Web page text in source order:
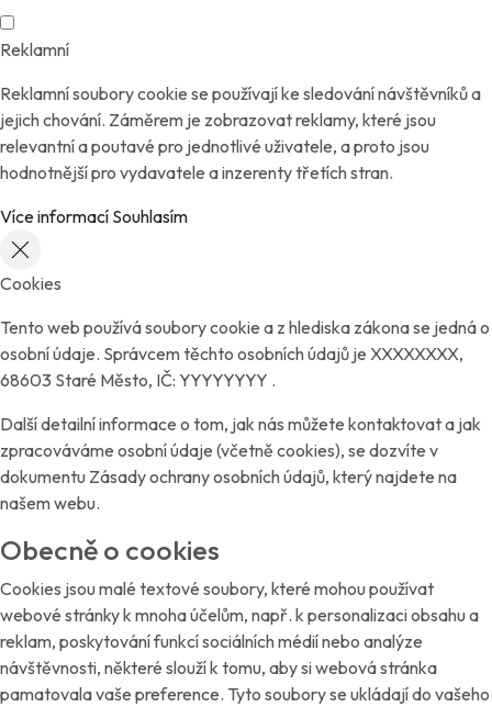
Reklamní
Reklamní soubory cookie se používají ke sledování návštěvníků a
jejich chování. Záměrem je zobrazovat reklamy, které jsou
relevantní a poutavé pro jednotlivé uživatele, a proto jsou
hodnotnější pro vydavatele a inzerenty třetích stran.
Více informací Souhlasím
Cookies
Tento web používá soubory cookie a z hlediska zákona se jedná o
osobní údaje. Správcem těchto osobních údajů je XXXXXXXX,
68603 Staré Město, IČ: YYYYYYYY .
Další detailní informace o tom, jak nás můžete kontaktovat a jak
zpracováváme osobní údaje (včetně cookies), se dozvíte v
dokumentu Zásady ochrany osobních údajů, který najdete na
našem webu.
Obecně o cookies
Cookies jsou malé textové soubory, které mohou používat
webové stránky k mnoha účelům, např. k personalizaci obsahu a
reklam, poskytování funkcí sociálních médií nebo analýze
návštěvnosti, některé slouží k tomu, aby si webová stránka
pamatovala vaše preference. Tyto soubory se ukládají do vašeho